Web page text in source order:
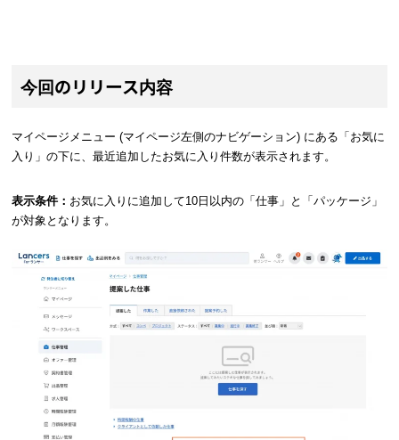
今回のリリース内容
マイページメニュー (マイページ左側のナビゲーション) にある「お気に
入り」の下に、最近追加したお気に入り件数が表示されます。
表示条件： お気に入りに追加して10日以内の「仕事」と「パッケージ」
が対象となります。